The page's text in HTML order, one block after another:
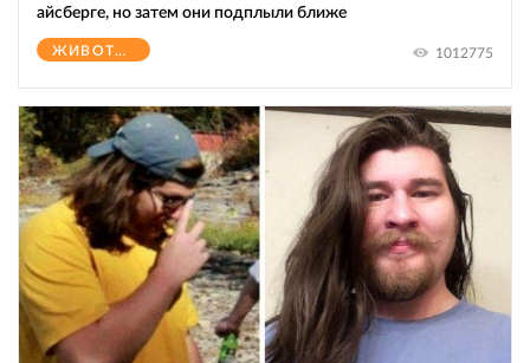
айсберге, но затем они подплыли ближе
ЖИВОТНЫЕ 1012775